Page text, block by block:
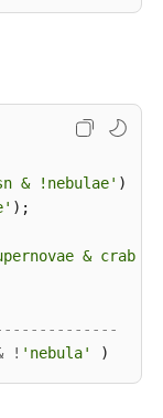
& !nebulae'
);
& crab'
! 'nebula'